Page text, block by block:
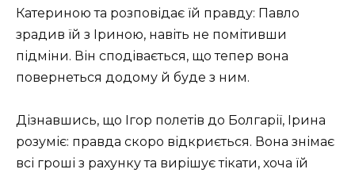
Катериною та розповідає їй правду: Павло
зрадив їй з Іриною, навіть не помітивши
підміни. Він сподівається, що тепер вона
повернеться додому й буде з ним.
Дізнавшись, що Ігор полетів до Болгарії, Ірина
розуміє: правда скоро відкриється. Вона знімає
всі гроші з рахунку та вирішує тікати, хоча їй